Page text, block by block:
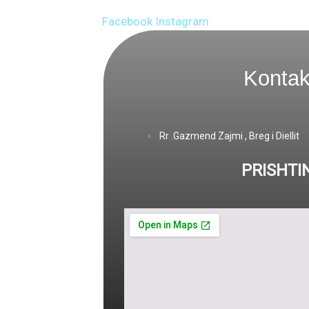
Facebook Instagram
Rr .Gazmend Zajmi , Breg i Diellit